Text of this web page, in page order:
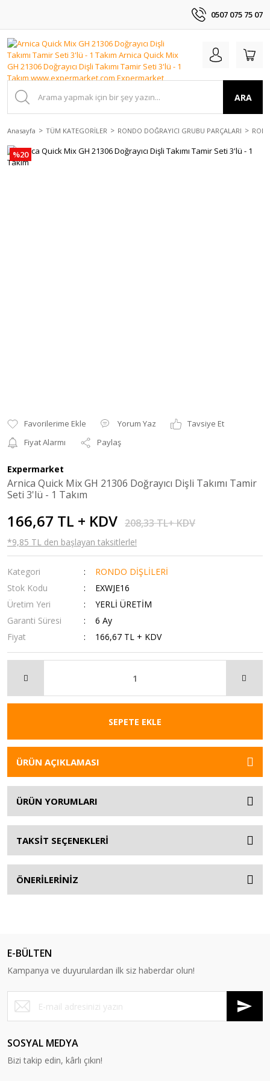
0507 075 75 07
ARA
Anasayfa TÜM KATEGORİLER RONDO DOĞRAYICI GRUBU PARÇALARI
%20
Yorum Yaz
Tavsiye Et
Fiyat Alarmı
Paylaş
Expermarket
Arnica Quick Mix GH 21306 Doğrayıcı Dişli Takımı Tamir
Seti 3'lü - 1 Takım
166,67 TL + KDV 208,33 TL+ KDV
*9,85 TL den başlayan taksitlerle!
Kategori
RONDO DİŞLİLERİ
Stok Kodu
EXWJE16
Üretim Yeri
YERLİ ÜRETİM
Garanti Süresi
6 Ay
Fiyat
166,67 TL + KDV
SEPETE EKLE
ÜRÜN AÇIKLAMASI
ÜRÜN YORUMLARI
TAKSİT SEÇENEKLERİ
ÖNERİLERİNİZ
E-BÜLTEN
Kampanya ve duyurulardan ilk siz haberdar olun!
SOSYAL MEDYA
Bizi takip edin, kârlı çıkın!